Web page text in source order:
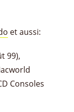
et aussi:
99),
Consoles